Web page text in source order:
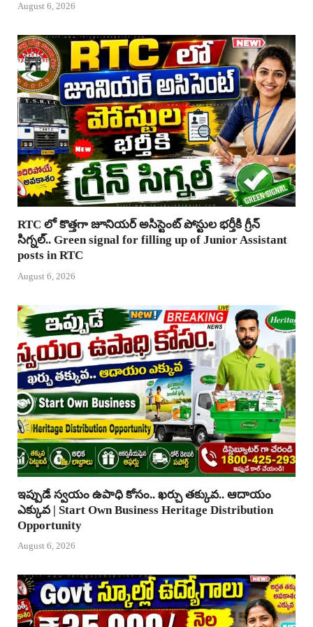
August 6, 2026
RTC లో కొత్తగా జూనియర్ అసిస్టెంట్ పోస్టుల భర్తీకి గ్రీన్
సిగ్నల్.. Green signal for filling up of Junior Assistant
posts in RTC
August 6, 2026
ఇప్పుడే స్వయం ఉపాధి కోసం.. ఖర్చు తక్కువ.. ఆదాయం
ఎక్కువ | Start Own Business Heritage Distribution
Opportunity
August 6, 2026